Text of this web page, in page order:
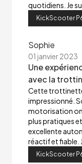
quotidiens. Je
KickScooter
Sophie
01 janvier 2023
Une
avec la
Cette
impressionné.
motorisation
plus pratiques
excellente
réactif et fiable.
KickScooter